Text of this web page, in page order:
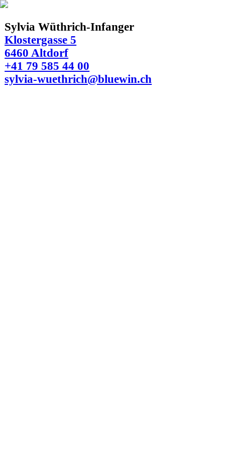
Sylvia Wüthrich-Infanger
Klostergasse 5
6460 Altdorf
+41 79 585 44 00
sylvia-wuethrich@bluewin.ch